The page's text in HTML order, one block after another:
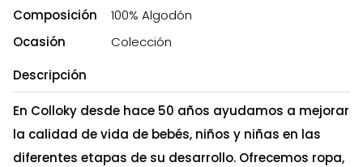
Composición
100% Algodón
Ocasión
Colección
Descripción
En Colloky desde hace 50 años ayudamos a mejorar
la calidad de vida de bebés, niños y niñas en las
diferentes etapas de su desarrollo. Ofrecemos ropa,